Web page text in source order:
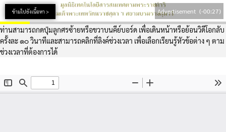
ข้ามไปยังเนื้อหา > Advertisement (-00:26)
ท่านสามารถกดปุ่มลูกศรซ้ายหรือขวาบนคีย์บอร์ด เพื่อเดินหน้าหรือย้อนวิดีโอกลับ
ครั้งละ ๑๐ วินาทีและสามารถคลิกที่ลิงค์ช่วงเวลา เพื่อเลือกเรียนรู้หัวข้อต่าง ๆ ตาม
ช่วงเวลาที่ต้องการได้